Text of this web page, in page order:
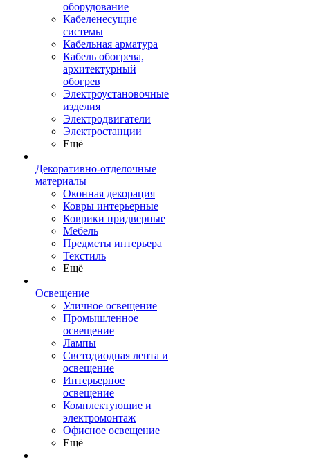
оборудование
Кабеленесущие
системы
Кабельная арматура
Кабель обогрева,
архитектурный
обогрев
Электроустановочные
изделия
Электродвигатели
Электростанции
Ещё
Декоративно-отделочные
материалы
Оконная декорация
Ковры интерьерные
Коврики придверные
Мебель
Предметы интерьера
Текстиль
Ещё
Освещение
Уличное освещение
Промышленное
освещение
Лампы
Светодиодная лента и
освещение
Интерьерное
освещение
Комплектующие и
электромонтаж
Офисное освещение
Ещё